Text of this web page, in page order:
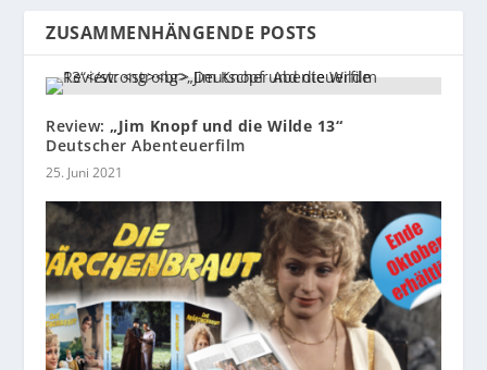
ZUSAMMENHÄNGENDE POSTS
Review:„Jim Knopf und die Wilde 13“
Deutscher Abenteuerfilm
25. Juni 2021